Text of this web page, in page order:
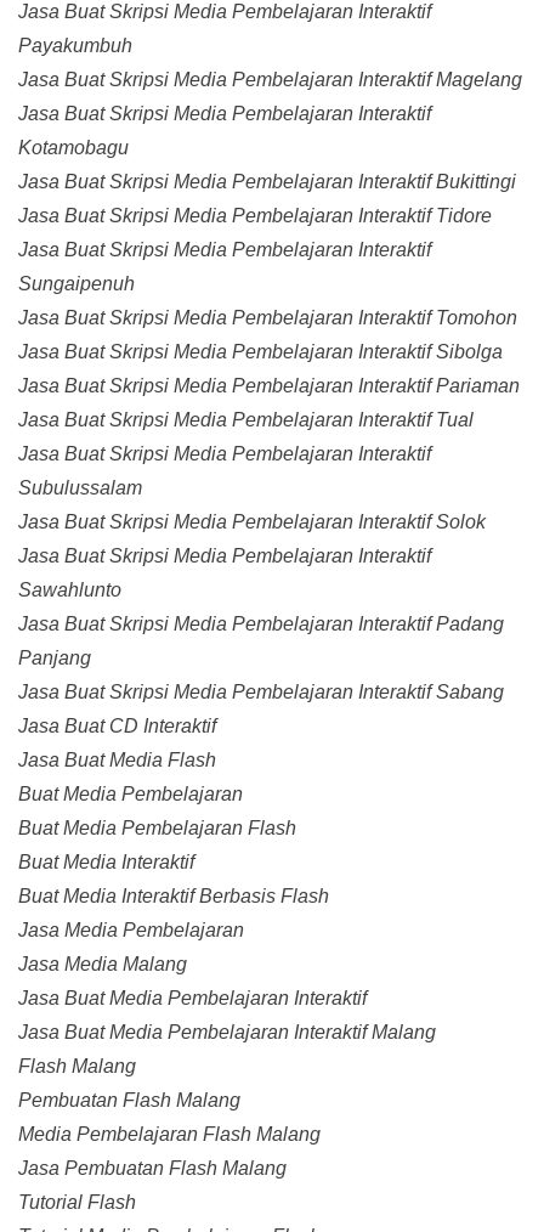
Jasa Buat Skripsi Media Pembelajaran Interaktif
Payakumbuh
Jasa Buat Skripsi Media Pembelajaran Interaktif Magelang
Jasa Buat Skripsi Media Pembelajaran Interaktif
Kotamobagu
Jasa Buat Skripsi Media Pembelajaran Interaktif Bukittingi
Jasa Buat Skripsi Media Pembelajaran Interaktif Tidore
Jasa Buat Skripsi Media Pembelajaran Interaktif
Sungaipenuh
Jasa Buat Skripsi Media Pembelajaran Interaktif Tomohon
Jasa Buat Skripsi Media Pembelajaran Interaktif Sibolga
Jasa Buat Skripsi Media Pembelajaran Interaktif Pariaman
Jasa Buat Skripsi Media Pembelajaran Interaktif Tual
Jasa Buat Skripsi Media Pembelajaran Interaktif
Subulussalam
Jasa Buat Skripsi Media Pembelajaran Interaktif Solok
Jasa Buat Skripsi Media Pembelajaran Interaktif
Sawahlunto
Jasa Buat Skripsi Media Pembelajaran Interaktif Padang
Panjang
Jasa Buat Skripsi Media Pembelajaran Interaktif Sabang
Jasa Buat CD Interaktif
Jasa Buat Media Flash
Buat Media Pembelajaran
Buat Media Pembelajaran Flash
Buat Media Interaktif
Buat Media Interaktif Berbasis Flash
Jasa Media Pembelajaran
Jasa Media Malang
Jasa Buat Media Pembelajaran Interaktif
Jasa Buat Media Pembelajaran Interaktif Malang
Flash Malang
Pembuatan Flash Malang
Media Pembelajaran Flash Malang
Jasa Pembuatan Flash Malang
Tutorial Flash